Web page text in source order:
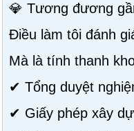
💎 Tương đương
Điều làm tôi đánh
Mà là tính thanh
✔ Tổng duyệt
✔ Giấy phép xây